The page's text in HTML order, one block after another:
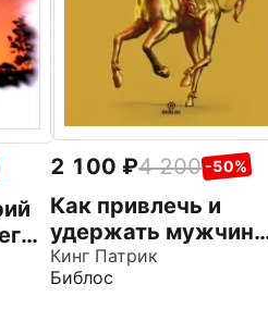
2 100 4 200 -50%
Как привлечь и
удержать мужчину
своей мечты.
Мужской взгляд на
Кинг Патрик
Библос